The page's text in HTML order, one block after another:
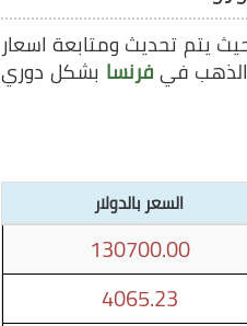
يتم تحديث ومتابعة اسعار
فرنسا بشكل دوري
السعر بالدولار
130700.00
4065.23